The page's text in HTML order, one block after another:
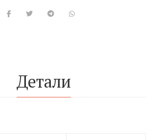
Детали